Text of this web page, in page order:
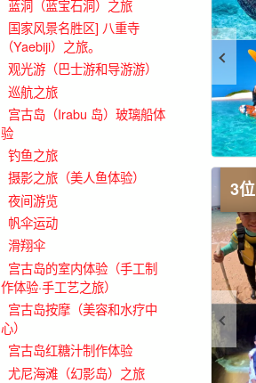
蓝洞（蓝宝石洞）之旅
国家风景名胜区] 八重寺
（Yaebiji）之旅。
观光游（巴士游和导游游）
巡航之旅
宫古岛（Irabu 岛）玻璃船体
验
钓鱼之旅
摄影之旅（美人鱼体验）
夜间游览
帆伞运动
滑翔伞
宫古岛的室内体验（手工制
作体验·手工艺之旅）
宫古岛按摩（美容和水疗中
心）
宫古岛红糖汁制作体验
尤尼海滩（幻影岛）之旅